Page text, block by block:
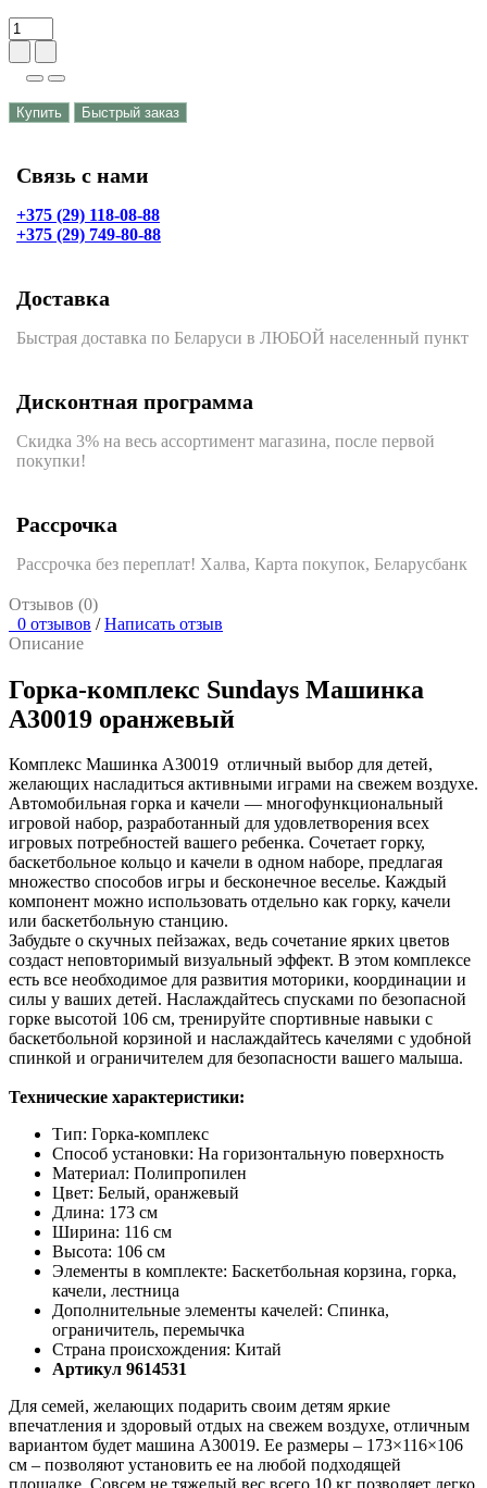
Купить Быстрый заказ
Связь с нами
+375 (29) 118-08-88
+375 (29) 749-80-88
Доставка
Быстрая доставка по Беларуси в ЛЮБОЙ населенный пункт
Дисконтная программа
Скидка 3% на весь ассортимент магазина, после первой
покупки!
Рассрочка
Рассрочка без переплат! Халва, Карта покупок, Беларусбанк
Отзывов (0)
0 отзывов / Написать отзыв
Описание
Горка-комплекс Sundays Машинка
A30019 оранжевый
Комплекс Машинка A30019 отличный выбор для детей,
желающих насладиться активными играми на свежем воздухе.
Автомобильная горка и качели — многофункциональный
игровой набор, разработанный для удовлетворения всех
игровых потребностей вашего ребенка. Сочетает горку,
баскетбольное кольцо и качели в одном наборе, предлагая
множество способов игры и бесконечное веселье. Каждый
компонент можно использовать отдельно как горку, качели
или баскетбольную станцию.
Забудьте о скучных пейзажах, ведь сочетание ярких цветов
создаст неповторимый визуальный эффект. В этом комплексе
есть все необходимое для развития моторики, координации и
силы у ваших детей. Наслаждайтесь спусками по безопасной
горке высотой 106 см, тренируйте спортивные навыки с
баскетбольной корзиной и наслаждайтесь качелями с удобной
спинкой и ограничителем для безопасности вашего малыша.
Технические характеристики:
Тип: Горка-комплекс
Способ установки: На горизонтальную поверхность
Материал: Полипропилен
Цвет: Белый, оранжевый
Длина: 173 см
Ширина: 116 см
Высота: 106 см
Элементы в комплекте: Баскетбольная корзина, горка,
качели, лестница
Дополнительные элементы качелей: Спинка,
ограничитель, перемычка
Страна происхождения: Китай
Артикул 9614531
Для семей, желающих подарить своим детям яркие
впечатления и здоровый отдых на свежем воздухе, отличным
вариантом будет машина A30019. Ее размеры – 173×116×106
см – позволяют установить ее на любой подходящей